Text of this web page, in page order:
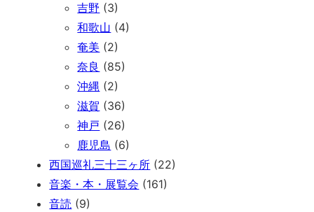
吉野 (3)
和歌山 (4)
奄美 (2)
奈良 (85)
沖縄 (2)
滋賀 (36)
神戸 (26)
鹿児島 (6)
西国巡礼三十三ヶ所 (22)
音楽・本・展覧会 (161)
音読 (9)